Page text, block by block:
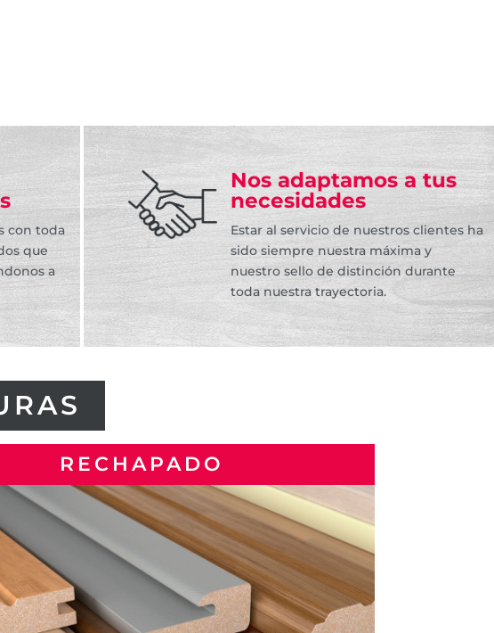
con toda
que
a
Nos adaptamos a tus
necesidades
Estar al servicio de nuestros clientes ha
sido siempre nuestra máxima y
nuestro sello de distinción durante
toda nuestra trayectoria.
RECHAPADO